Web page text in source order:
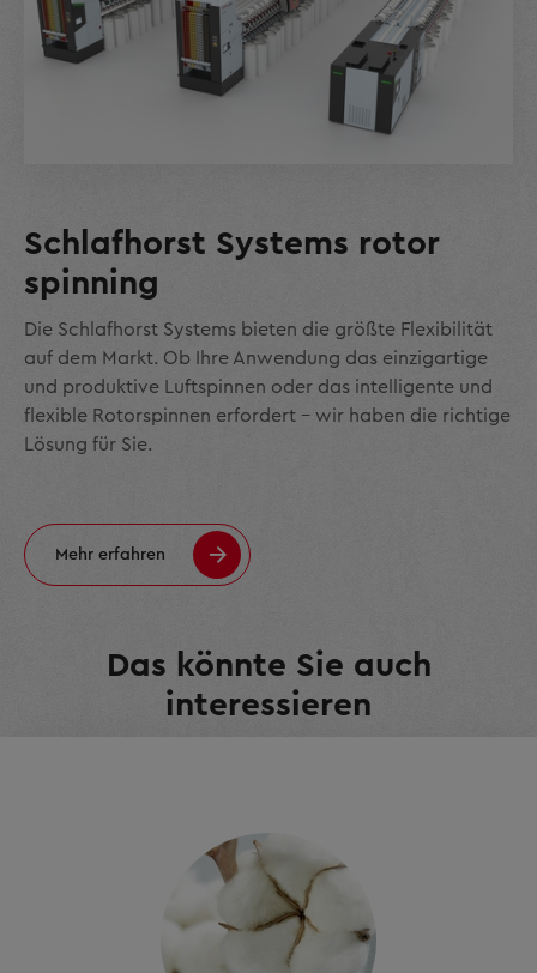
Schlafhorst Systems rotor
spinning
Die Schlafhorst Systems bieten die größte Flexibilität
auf dem Markt. Ob Ihre Anwendung das einzigartige
und produktive Luftspinnen oder das intelligente und
flexible Rotorspinnen erfordert – wir haben die richtige
Lösung für Sie.
Mehr erfahren
Das könnte Sie auch
interessieren